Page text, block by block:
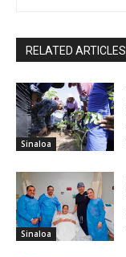
RELATED ARTICLES
Sinaloa
Sinaloa